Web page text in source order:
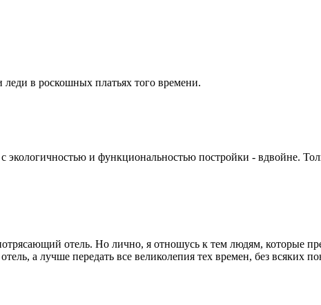
в роскошных платьях того времени.
и функциональностью постройки - вдвойне.
отель. Но лично, я отношусь к тем людям, которые
а лучше передать все великолепия тех времен, без всяких